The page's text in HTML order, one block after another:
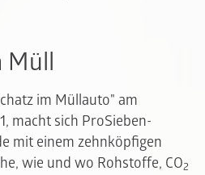
Müll
im Müllauto" am
macht sich ProSieben-
mit einem zehnköpfigen
wie und wo Rohstoffe, CO2